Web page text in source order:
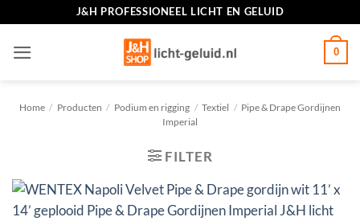
inhoud
J&H PROFESSIONEEL LICHT EN GELUID
0
Home / Producten / Podium en rigging / Textiel / Pipe & Drape Gordijnen
Imperial
FILTER